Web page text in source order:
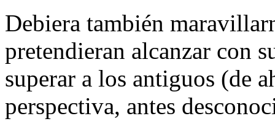
Debiera también
pretendieran alcanzar con
superar a los antiguos (de
perspectiva, antes